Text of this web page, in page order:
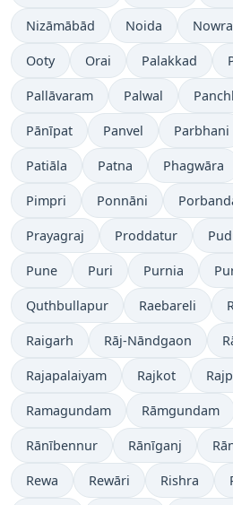
Nizāmābād Noida
Ooty Orai Palakkad
Pallāvaram Palwal
Pānīpat Panvel Parbhani
Patiāla Patna Phagwāra
Pimpri Ponnāni
Prayagraj Proddatur
Pune Puri Purnia
Quthbullapur Raebareli
Raigarh Rāj-Nāndgaon
Rajapalaiyam Rajkot
Ramagundam Rāmgundam
Rānībennur Rānīganj
Rewa Rewāri Rishra